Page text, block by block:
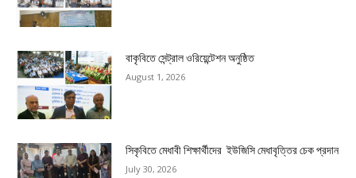
বাকৃবিতে সেন্ট্রাল ওরিয়েন্টেশন অনুষ্ঠিত
August 1, 2026
সিকৃবিতে মেধাবী শিক্ষার্থীদের ইউজিসি মেধাবৃত্তির চেক প্রদান
July 30, 2026